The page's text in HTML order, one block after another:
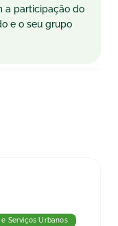
a participação do
e o seu grupo
e Serviços Urbanos